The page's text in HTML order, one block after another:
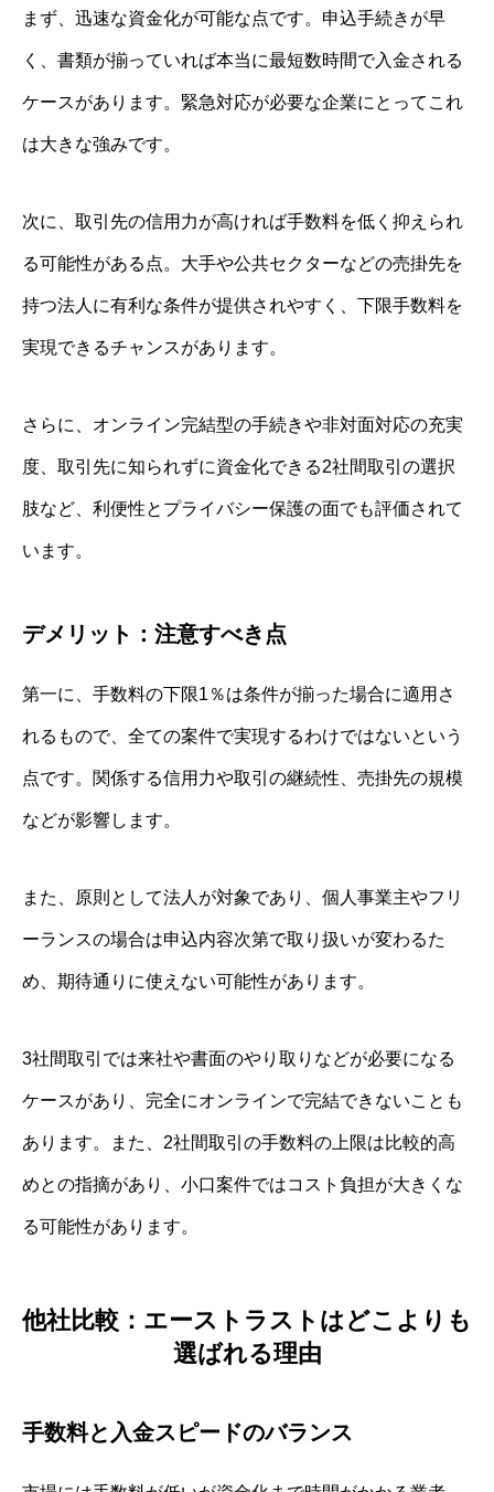
まず、迅速な資金化が可能な点です。申込手続きが早
く、書類が揃っていれば本当に最短数時間で入金される
ケースがあります。緊急対応が必要な企業にとってこれ
は大きな強みです。
次に、取引先の信用力が高ければ手数料を低く抑えられ
る可能性がある点。大手や公共セクターなどの売掛先を
持つ法人に有利な条件が提供されやすく、下限手数料を
実現できるチャンスがあります。
さらに、オンライン完結型の手続きや非対面対応の充実
度、取引先に知られずに資金化できる2社間取引の選択
肢など、利便性とプライバシー保護の面でも評価されて
います。
デメリット：注意すべき点
第一に、手数料の下限1％は条件が揃った場合に適用さ
れるもので、全ての案件で実現するわけではないという
点です。関係する信用力や取引の継続性、売掛先の規模
などが影響します。
また、原則として法人が対象であり、個人事業主やフリ
ーランスの場合は申込内容次第で取り扱いが変わるた
め、期待通りに使えない可能性があります。
3社間取引では来社や書面のやり取りなどが必要になる
ケースがあり、完全にオンラインで完結できないことも
あります。また、2社間取引の手数料の上限は比較的高
めとの指摘があり、小口案件ではコスト負担が大きくな
る可能性があります。
他社比較：エーストラストはどこよりも
選ばれる理由
手数料と入金スピードのバランス